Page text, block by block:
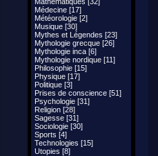
Médecine [17]
Météorologie [2]
Musique [30]
Mythes et Légendes [23]
Mythologie grecque [26]
Mythologie inca [6]
Mythologie nordique [11]
Philosophie [15]
Physique [17]
Politique [3]
Prises de conscience [51]
Psychologie [31]
Religion [28]
Sagesse [31]
Sociologie [30]
Sports [4]
Technologies [15]
Utopies [8]